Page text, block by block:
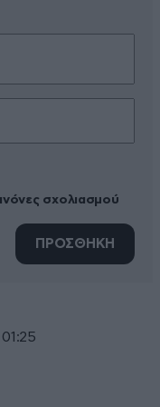
σχολιασμού
ΠΡΟΣΘΗΚΗ
01:25